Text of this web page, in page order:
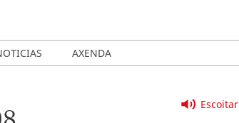
AXENDA
Escoitar